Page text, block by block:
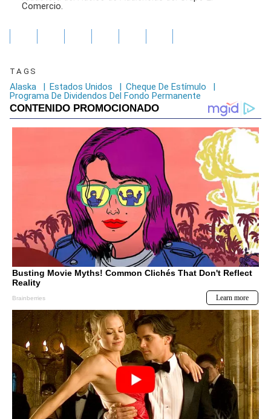
Comercio.
TAGS
Alaska | Estados Unidos | Cheque De Estímulo
|
Programa De Dividendos Del Fondo Permanente